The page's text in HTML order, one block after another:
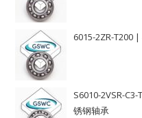
6015-2ZR-T200
S6010-2VSR-
锈钢轴承